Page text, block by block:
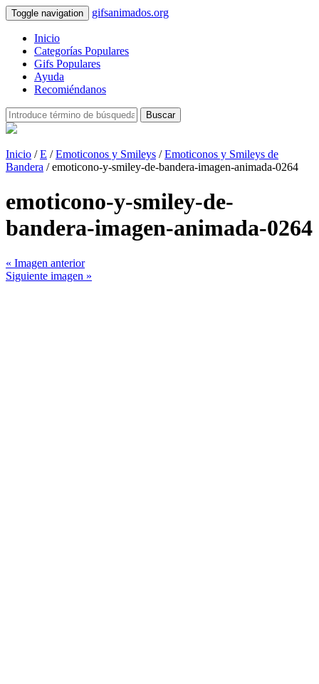
Toggle navigation gifsanimados.org
Inicio
Categorías Populares
Gifs Populares
Ayuda
Recomiéndanos
Buscar
Inicio /E /Emoticonos y Smileys /Emoticonos y Smileys de
Bandera / emoticono-y-smiley-de-bandera-imagen-animada-0264
emoticono-y-smiley-de-
bandera-imagen-animada-0264
« Imagen anterior
Siguiente imagen »